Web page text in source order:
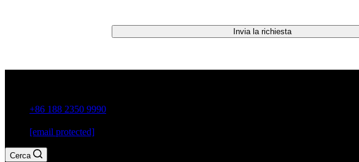
Invia la richiesta
+86 188 2350 9990
[email protected]
Cerca